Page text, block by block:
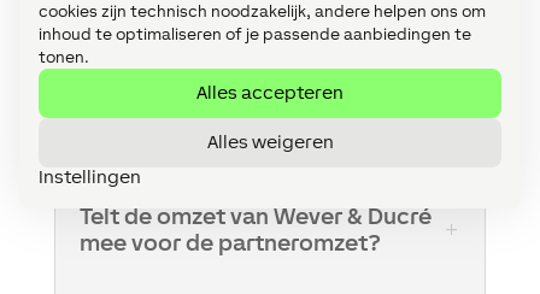
cookies zijn technisch noodzakelijk, andere helpen ons om
inhoud te optimaliseren of je passende aanbiedingen te
tonen.
Alles accepteren
Alles weigeren
Instellingen
Als je activiteiten passen binnen het Loxone
partnerprogramma, kun je hiervrijblijvend
Loxone Partner worden. Anders kun je
contact opnemen met deklantensupport
Telt de omzet van Wever & Ducré
mee voor de partneromzet?